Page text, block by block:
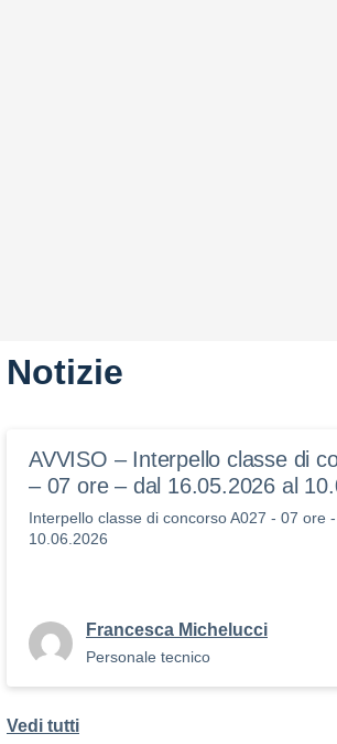
Notizie
AVVISO – Interpello classe di
– 07 ore – dal 16.05.2026 al
Interpello classe di concorso A027 - 07 ore
10.06.2026
Francesca Michelucci
Personale tecnico
Vedi tutti